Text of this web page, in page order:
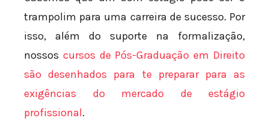
trampolim para uma carreira de sucesso. Por
isso, além do suporte na formalização,
nossos cursos de Pós-Graduação em Direito
são desenhados para te preparar para as
exigências do mercado de estágio
profissional.